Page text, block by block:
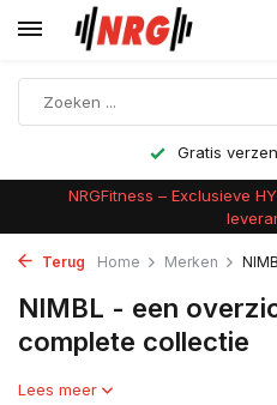
Gratis
NRGFitness – Exclusieve
Terug Home Merken
NIMBL - een
complete collectie
Lees meer